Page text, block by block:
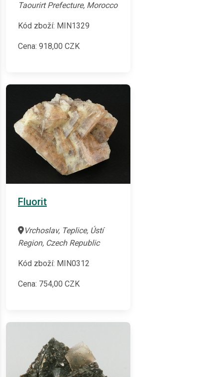
Taourirt Prefecture, Morocco
Kód zboží: MIN1329
Cena: 918,00 CZK
Fluorit
Vrchoslav, Teplice, Ústí
Region, Czech Republic
Kód zboží: MIN0312
Cena: 754,00 CZK